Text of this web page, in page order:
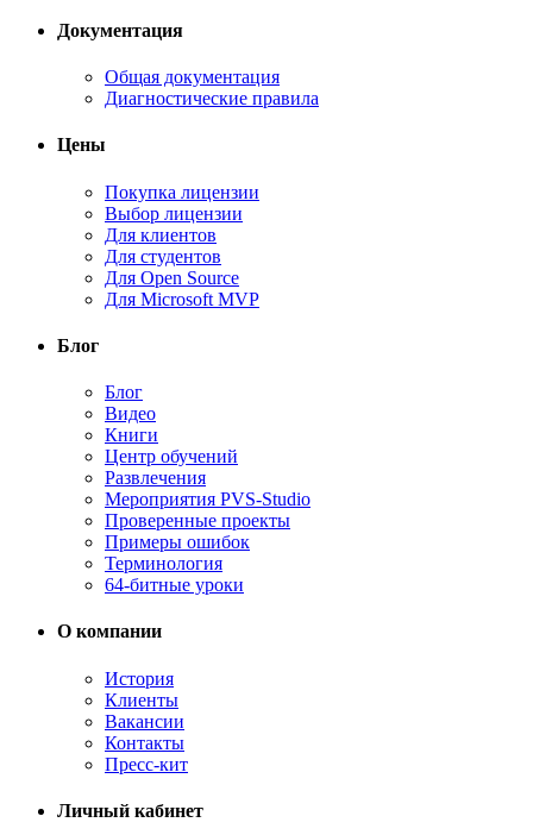
Документация
Общая документация
Диагностические правила
Цены
Покупка лицензии
Выбор лицензии
Для клиентов
Для студентов
Для Open Source
Для Microsoft MVP
Блог
Блог
Видео
Книги
Центр обучений
Развлечения
Мероприятия PVS-Studio
Проверенные проекты
Примеры ошибок
Терминология
64-битные уроки
О компании
История
Клиенты
Вакансии
Контакты
Пресс-кит
Личный кабинет